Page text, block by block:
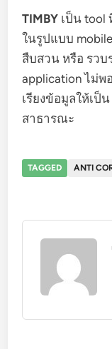
TIMBY เป็น tool
ในรูปแบบ
สืบสวน หรือ รว
application ไม่พ
เรียงข้อมูลให้เป็
สาธารณะ
TAGGED ANTI